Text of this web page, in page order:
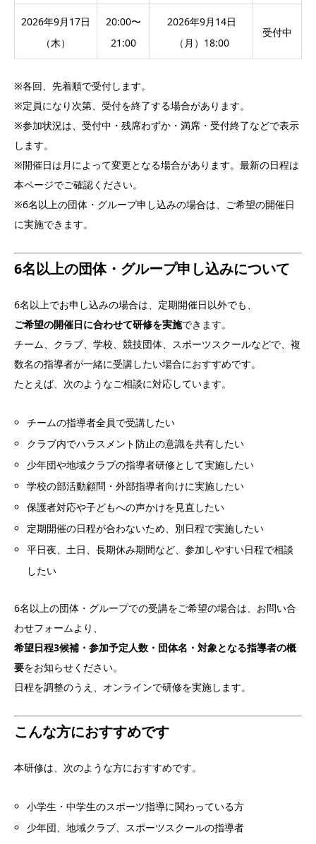
2026年9月17日
（木）
20:00〜
21:00
2026年9月14日
（月）18:00
受付中
※各回、先着順で受付します。
※定員になり次第、受付を終了する場合があります。
※参加状況は、受付中・残席わずか・満席・受付終了などで表示
します。
※開催日は月によって変更となる場合があります。最新の日程は
本ページでご確認ください。
※6名以上の団体・グループ申し込みの場合は、ご希望の開催日
に実施できます。
6名以上の団体・グループ申し込みについて
6名以上でお申し込みの場合は、定期開催日以外でも、
ご希望の開催日に合わせて研修を実施できます。
チーム、クラブ、学校、競技団体、スポーツスクールなどで、複
数名の指導者が一緒に受講したい場合におすすめです。
たとえば、次のようなご相談に対応しています。
チームの指導者全員で受講したい
クラブ内でハラスメント防止の意識を共有したい
少年団や地域クラブの指導者研修として実施したい
学校の部活動顧問・外部指導者向けに実施したい
保護者対応や子どもへの声かけを見直したい
定期開催の日程が合わないため、別日程で実施したい
平日夜、土日、長期休み期間など、参加しやすい日程で相談
したい
6名以上の団体・グループでの受講をご希望の場合は、お問い合
わせフォームより、
希望日程3候補・参加予定人数・団体名・対象となる指導者の概
要をお知らせください。
日程を調整のうえ、オンラインで研修を実施します。
こんな方におすすめです
本研修は、次のような方におすすめです。
小学生・中学生のスポーツ指導に関わっている方
少年団、地域クラブ、スポーツスクールの指導者